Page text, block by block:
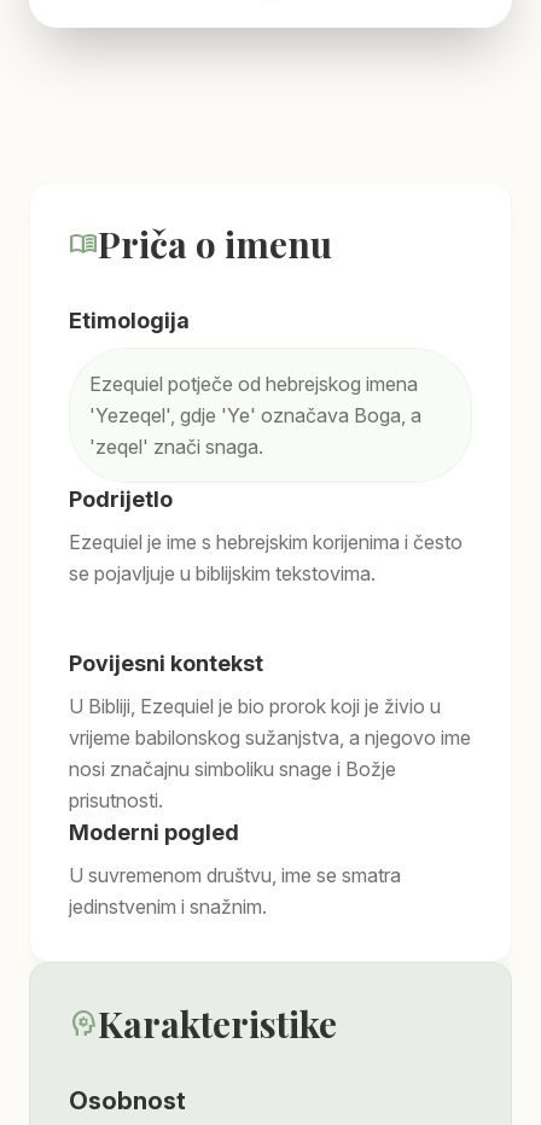
menu_bookPriča o imenu
Etimologija
Ezequiel potječe od hebrejskog imena
'Yezeqel', gdje 'Ye' označava Boga, a
'zeqel' znači snaga.
Podrijetlo
Ezequiel je ime s hebrejskim korijenima i često
se pojavljuje u biblijskim tekstovima.
Povijesni kontekst
U Bibliji, Ezequiel je bio prorok koji je živio u
vrijeme babilonskog sužanjstva, a njegovo ime
nosi značajnu simboliku snage i Božje
prisutnosti.
Moderni pogled
U suvremenom društvu, ime se smatra
jedinstvenim i snažnim.
psychologyKarakteristike
Osobnost